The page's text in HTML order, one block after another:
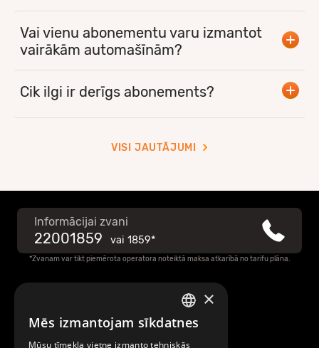
Vai vienu abonementu varu izmantot
vairākām automašīnām?
Cik ilgi ir derīgs abonements?
VISI JAUTĀJUMI
Informācijai zvani
22001859 vai 1859*
*Zvanam var tikt piemērota operatora noteiktā maksa atkarībā no tarifu plāna.
Par Mobilly
LATVIAN
×
Mēs izmantojam sīkdatnes
Mūsu tīmekļa vietne izmanto tehniskās